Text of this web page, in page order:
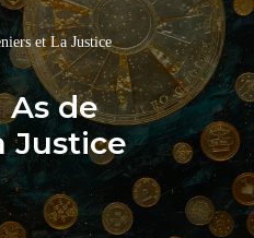
et La Justice
As de
Justice